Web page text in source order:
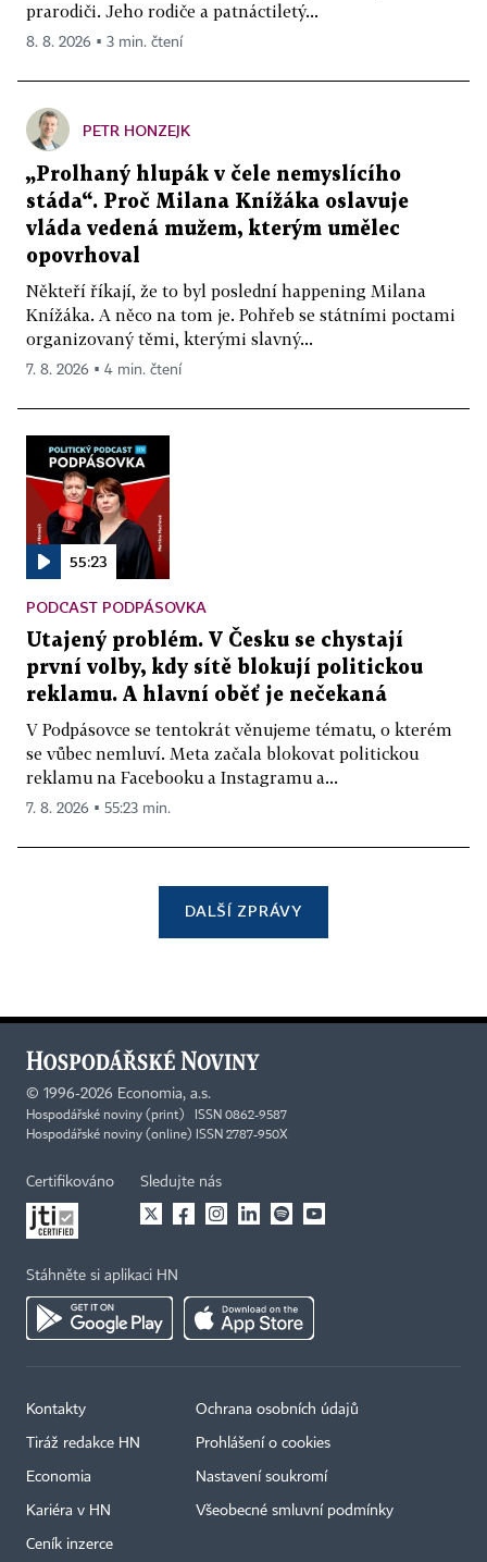
prarodiči. Jeho rodiče a patnáctiletý...
8. 8. 2026 ▪ 3 min. čtení
PETR HONZEJK
„Prolhaný hlupák v čele nemyslícího
stáda“. Proč Milana Knížáka oslavuje
vláda vedená mužem, kterým umělec
opovrhoval
Někteří říkají, že to byl poslední happening Milana
Knížáka. A něco na tom je. Pohřeb se státními poctami
organizovaný těmi, kterými slavný...
7. 8. 2026 ▪ 4 min. čtení
55:23
PODCAST PODPÁSOVKA
Utajený problém. V Česku se chystají
první volby, kdy sítě blokují politickou
reklamu. A hlavní oběť je nečekaná
V Podpásovce se tentokrát věnujeme tématu, o kterém
se vůbec nemluví. Meta začala blokovat politickou
reklamu na Facebooku a Instagramu a...
7. 8. 2026 ▪ 55:23 min.
DALŠÍ ZPRÁVY
© 1996-2026 Economia, a.s.
Hospodářské noviny (print) ISSN 0862-9587
Hospodářské noviny (online) ISSN 2787-950X
Certifikováno Sledujte nás
Stáhněte si aplikaci HN
Kontakty
Tiráž redakce HN
Economia
Kariéra v HN
Ceník inzerce
Ochrana osobních údajů
Prohlášení o cookies
Nastavení soukromí
Všeobecné smluvní podmínky